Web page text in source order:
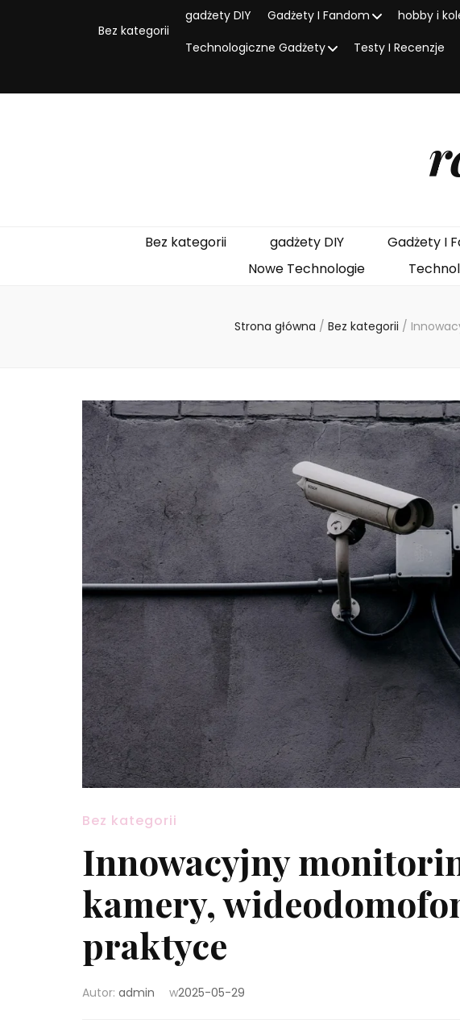
Bez kategorii
gadżety DIY Gadżety I Fandom hobby i
Technologiczne Gadżety
Testy I Recenzje
Bez kategorii gadżety DIY Gadżety I
Nowe Technologie
Strona główna / Bez kategorii /
Bez kategorii
Innowacyjny
kamery,
praktyce
Autor: admin w2025-05-29